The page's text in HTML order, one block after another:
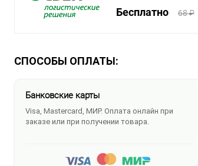
Бесплатно 68 ₽
СПОСОБЫ ОПЛАТЫ:
Банковские карты
Visa, Mastercard, МИР. Оплата онлайн при
заказе или при получении товара.